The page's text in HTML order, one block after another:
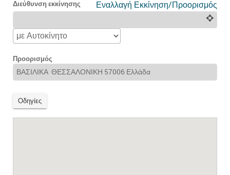
Εναλλαγή Εκκίνηση/Προορισμός
Διεύθυνση εκκίνησης
Προορισμός
Οδηγίες